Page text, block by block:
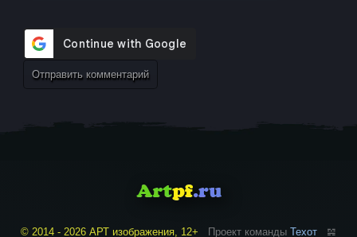
© 2014 - 2026 АРТ изображения, 12+ Проект команды Техот 𝌴